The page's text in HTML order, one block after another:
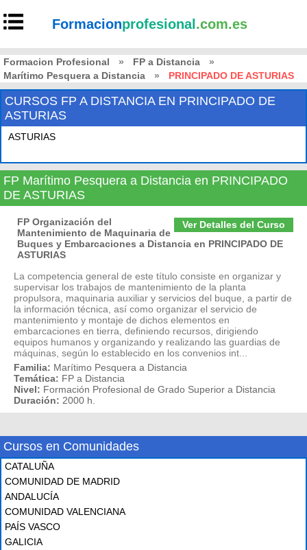
Formacionprofesional .com.es
Formacion Profesional » FP a Distancia
»
Marítimo Pesquera a Distancia
» PRINCIPADO DE ASTURIAS
CURSOS FP A DISTANCIA EN PRINCIPADO DE
ASTURIAS
ASTURIAS
FP Marítimo Pesquera a Distancia en PRINCIPADO
DE ASTURIAS
Ver Detalles del Curso
FP Organización del
Mantenimiento de Maquinaria de
Buques y Embarcaciones a Distancia en PRINCIPADO DE
ASTURIAS
La competencia general de este título consiste en organizar y
supervisar los trabajos de mantenimiento de la planta
propulsora, maquinaria auxiliar y servicios del buque, a partir de
la información técnica, así como organizar el servicio de
mantenimiento y montaje de dichos elementos en
embarcaciones en tierra, definiendo recursos, dirigiendo
equipos humanos y organizando y realizando las guardias de
máquinas, según lo establecido en los convenios int...
Familia: Marítimo Pesquera a Distancia
Temática: FP a Distancia
Nivel: Formación Profesional de Grado Superior a Distancia
Duración: 2000 h.
Cursos en Comunidades
CATALUÑA
COMUNIDAD DE MADRID
ANDALUCÍA
COMUNIDAD VALENCIANA
PAÍS VASCO
GALICIA